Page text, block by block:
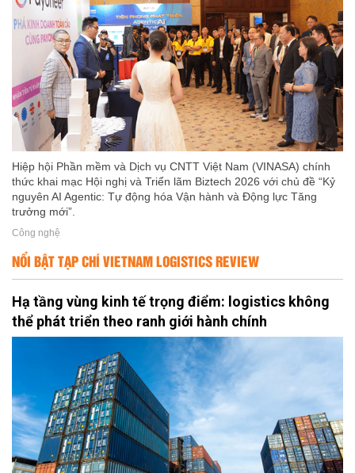
Hiệp hội Phần mềm và Dịch vụ CNTT Việt Nam (VINASA) chính
thức khai mạc Hội nghị và Triển lãm Biztech 2026 với chủ đề “Kỷ
nguyên AI Agentic: Tự động hóa Vận hành và Động lực Tăng
trưởng mới”.
Công nghệ
NỔI BẬT TẠP CHÍ VIETNAM LOGISTICS REVIEW
Hạ tầng vùng kinh tế trọng điểm: logistics không
thể phát triển theo ranh giới hành chính